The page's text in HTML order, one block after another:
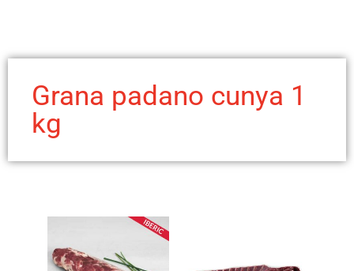
Grana padano cunya 1
kg